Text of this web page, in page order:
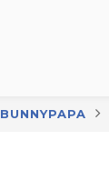
BUNNYPAPA